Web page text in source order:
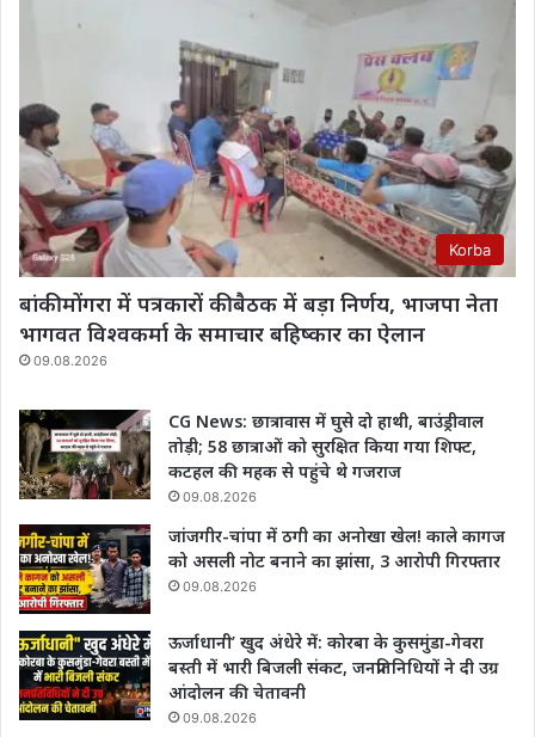
Korba
बांकी मोंगरा में पत्रकारों की बैठक में बड़ा निर्णय, भाजपा नेता
भागवत विश्वकर्मा के समाचार बहिष्कार का ऐलान
09.08.2026
CG News: छात्रावास में घुसे दो हाथी, बाउंड्रीवाल
तोड़ी; 58 छात्राओं को सुरक्षित किया गया शिफ्ट,
कटहल की महक से पहुंचे थे गजराज
09.08.2026
जांजगीर-चांपा में ठगी का अनोखा खेल! काले कागज
को असली नोट बनाने का झांसा, 3 आरोपी गिरफ्तार
09.08.2026
ऊर्जाधानी’ खुद अंधेरे में: कोरबा के कुसमुंडा-गेवरा
बस्ती में भारी बिजली संकट, जनप्रतिनिधियों ने दी उग्र
आंदोलन की चेतावनी
09.08.2026